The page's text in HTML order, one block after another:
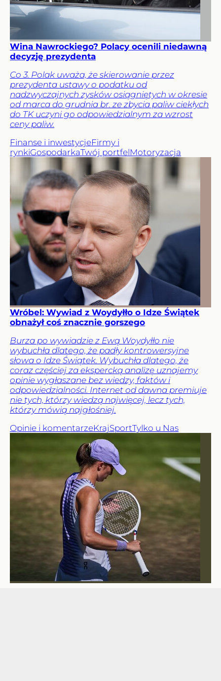
Wina Nawrockiego? Polacy ocenili niedawną
decyzję prezydenta
Co 3. Polak uważa, że skierowanie przez
prezydenta ustawy o podatku od
nadzwyczajnych zysków osiągniętych w okresie
od marca do grudnia br. ze zbycia paliw ciekłych
do TK uczyni go odpowiedzialnym za wzrost
ceny paliw.
Finanse i inwestycjeFirmy i
rynkiGospodarkaTwój portfelMotoryzacja
Wróbel: Wywiad z Woydyłło o Idze Świątek
obnażył coś znacznie gorszego
Burza po wywiadzie z Ewą Woydyłło nie
wybuchła dlatego, że padły kontrowersyjne
słowa o Idze Świątek. Wybuchła dlatego, że
coraz częściej za ekspercką analizę uznajemy
opinie wygłaszane bez wiedzy, faktów i
odpowiedzialności. Internet od dawna premiuje
nie tych, którzy wiedzą najwięcej, lecz tych,
którzy mówią najgłośniej.
Opinie i komentarzeKrajSportTylko u Nas